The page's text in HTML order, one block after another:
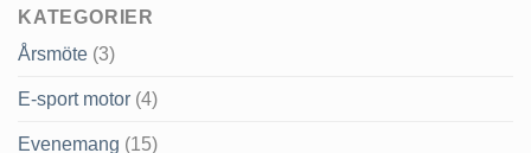
KATEGORIER
Årsmöte (3)
E-sport motor (4)
Evenemang (15)